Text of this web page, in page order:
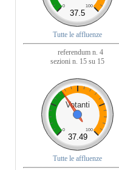
0 100
37.5
Tutte le affluenze
referendum n. 4
sezioni n. 15 su 15
Votanti
0 100
37.49
Tutte le affluenze